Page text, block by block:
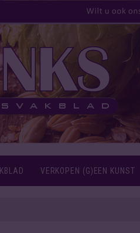
VERKOPEN (G)EEN KUNST